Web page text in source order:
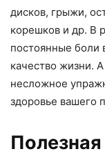
дисков, грыжи,
корешков и др. В
постоянные боли
качество жизни.
несложное
здоровье вашего